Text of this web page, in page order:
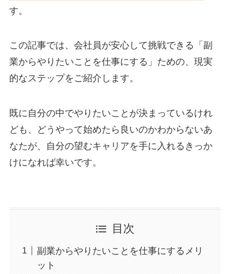
す。
この記事では、会社員が安心して挑戦できる「副
業からやりたいことを仕事にする」ための、現実
的なステップをご紹介します。
既に自分の中でやりたいことが決まっているけれ
ども、どうやって始めたら良いのかわからないあ
なたが、自分の望むキャリアを手に入れるきっか
けになれば幸いです。
目次
副業からやりたいことを仕事にするメリ
ット